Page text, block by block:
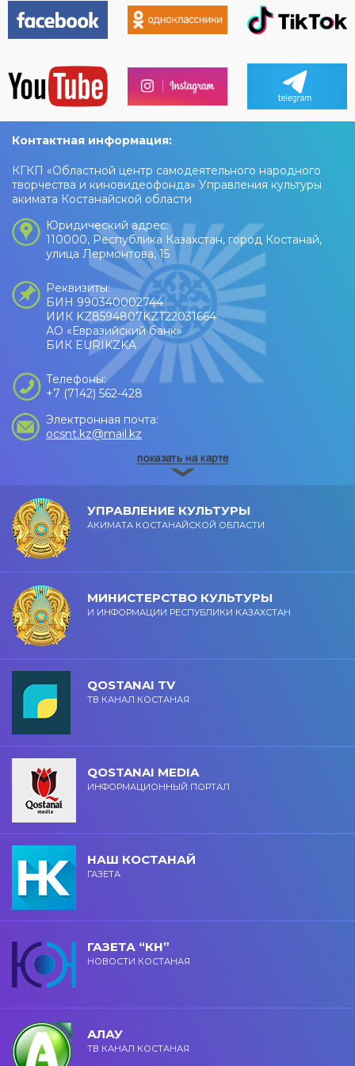
Контактная информация:
КГКП «Областной центр самодеятельного народного
творчества и киновидеофонда» Управления культуры
акимата Костанайской области
Юридический адрес:
110000, Республика Казахстан, город Костанай,
улица Лермонтова, 15
Реквизиты:
БИН 990340002744
ИИК KZ8594807KZT22031664
АО «Евразийский банк»
БИК EURIKZKA
Телефоны:
+7 (7142) 562-428
Электронная почта:
ocsnt.kz@mail.kz
УПРАВЛЕНИЕ КУЛЬТУРЫ
АКИМАТА КОСТАНАЙСКОЙ ОБЛАСТИ
МИНИСТЕРСТВО КУЛЬТУРЫ
И ИНФОРМАЦИИ РЕСПУБЛИКИ КАЗАХСТАН
QOSTANAI TV
ТВ КАНАЛ КОСТАНАЯ
QOSTANAI MEDIA
ИНФОРМАЦИОННЫЙ ПОРТАЛ
НАШ КОСТАНАЙ
ГАЗЕТА
ГАЗЕТА “КН”
НОВОСТИ КОСТАНАЯ
АЛАУ
ТВ КАНАЛ КОСТАНАЯ